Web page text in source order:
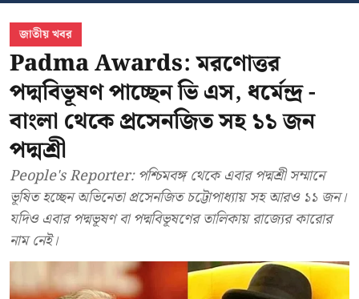
জাতীয় খবর
Padma Awards: মরণোত্তর
পদ্মবিভূষণ পাচ্ছেন ভি এস, ধর্মেন্দ্র -
বাংলা থেকে প্রসেনজিত সহ ১১ জন
পদ্মশ্রী
People's Reporter: পশ্চিমবঙ্গ থেকে এবার পদ্মশ্রী সম্মানে
ভূষিত হচ্ছেন অভিনেতা প্রসেনজিত চট্টোপাধ্যায় সহ আরও ১১ জন।
যদিও এবার পদ্মভূষণ বা পদ্মবিভূষণের তালিকায় রাজ্যের কারোর
নাম নেই।